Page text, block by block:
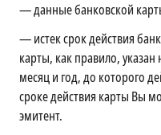
—данные банковской
—истек срок действия
карты, как правило,
месяц и год, до которого
сроке действия карты Вы
эмитент.